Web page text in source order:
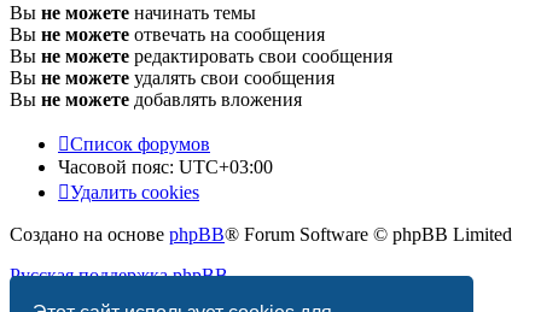
Вы не можете начинать темы
Вы не можете отвечать на сообщения
Вы не можете редактировать свои сообщения
Вы не можете удалять свои сообщения
Вы не можете добавлять вложения
Список форумов
Часовой пояс: UTC+03:00
Удалить cookies
Создано на основе phpBB® Forum Software © phpBB Limited
Русская поддержка phpBB